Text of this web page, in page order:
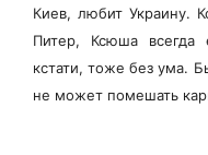
Киев, любит Украину.
Питер, Ксюша
кстати, тоже без ума.
не может помешать